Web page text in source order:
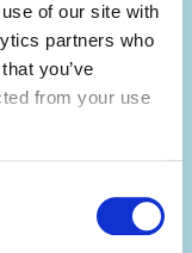
of our site with
partners who
you’ve
from your use
sich richtig
du
Kindern
von